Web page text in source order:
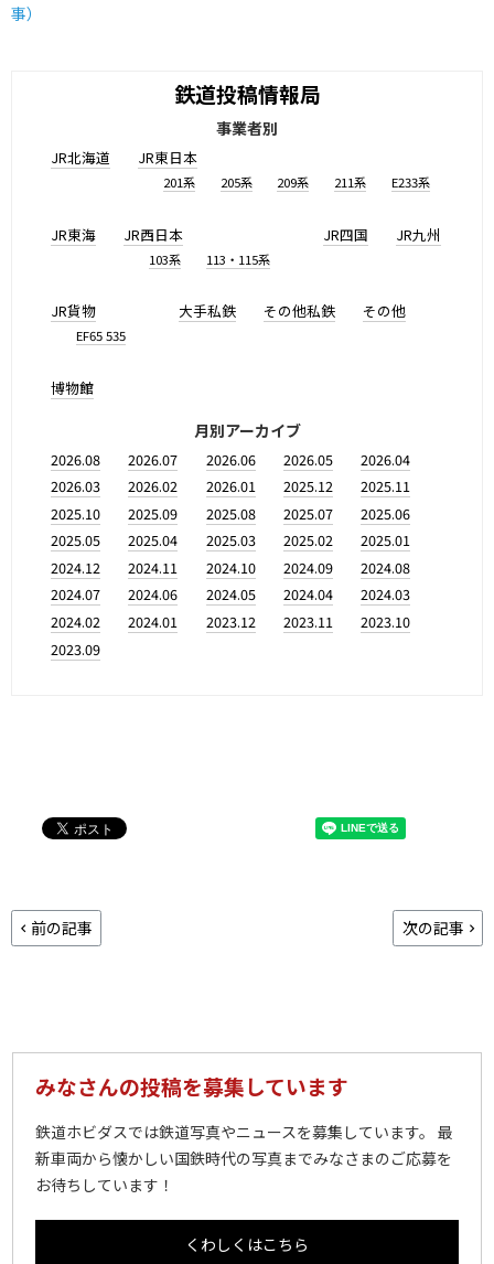
事）
鉄道投稿情報局
事業者別
JR北海道 JR東日本
201系 205系 209系 211系 E233系
JR東海 JR西日本
103系 113・115系
JR四国 JR九州
JR貨物
EF65 535
大手私鉄 その他私鉄 その他
博物館
月別アーカイブ
2026.08 2026.07 2026.06 2026.05
2026.04
2026.03
2026.02 2026.01 2025.12
2025.11
2025.10
2025.09 2025.08 2025.07
2025.06
2025.05
2025.04 2025.03 2025.02
2025.01
2024.12
2024.11 2024.10 2024.09
2024.08
2024.07
2024.06 2024.05 2024.04
2024.03
2024.02
2024.01 2023.12 2023.11
2023.10
2023.09
前の記事 次の記事
みなさんの投稿を募集しています
鉄道ホビダスでは鉄道写真やニュースを募集しています。 最
新車両から懐かしい国鉄時代の写真までみなさまのご応募を
お待ちしています！
くわしくはこちら